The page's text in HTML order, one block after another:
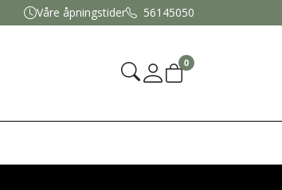
Våre åpningstider 56145050
Mine sider
0